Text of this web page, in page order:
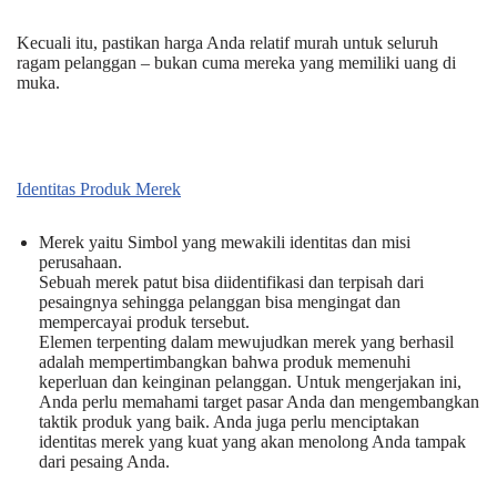
Kecuali itu, pastikan harga Anda relatif murah untuk seluruh
ragam pelanggan – bukan cuma mereka yang memiliki uang di
muka.
Identitas Produk Merek
Merek yaitu Simbol yang mewakili identitas dan misi
perusahaan.
Sebuah merek patut bisa diidentifikasi dan terpisah dari
pesaingnya sehingga pelanggan bisa mengingat dan
mempercayai produk tersebut.
Elemen terpenting dalam mewujudkan merek yang berhasil
adalah mempertimbangkan bahwa produk memenuhi
keperluan dan keinginan pelanggan. Untuk mengerjakan ini,
Anda perlu memahami target pasar Anda dan mengembangkan
taktik produk yang baik. Anda juga perlu menciptakan
identitas merek yang kuat yang akan menolong Anda tampak
dari pesaing Anda.